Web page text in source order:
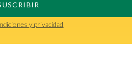
y privacidad